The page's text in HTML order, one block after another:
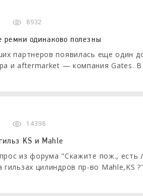
8932
ремни одинаково полезны
партнеров появилась еще один
и aftermarket — компания Gates.
14398
KS и Mahle
из форума "Скажите пож., есть
гильзах цилиндров пр-во Mahle,KS